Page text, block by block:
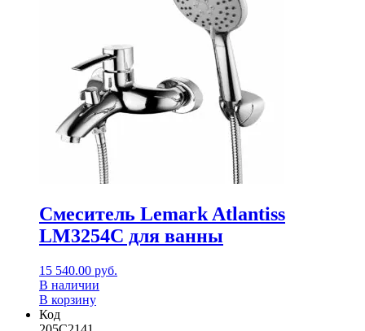
Смеситель Lemark Atlantiss
LM3254C для ванны
15 540.00 руб.
В наличии
В корзину
Код